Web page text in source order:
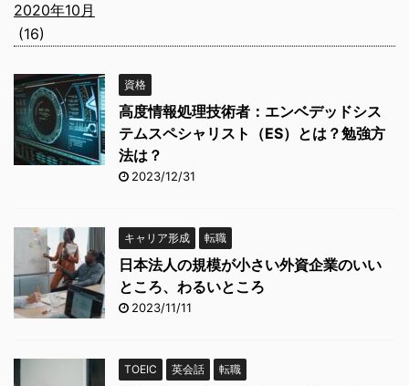
2020年10月
(16)
資格
高度情報処理技術者：エンベデッドシス
テムスペシャリスト（ES）とは？勉強方
法は？
2023/12/31
キャリア形成 転職
日本法人の規模が小さい外資企業のいい
ところ、わるいところ
2023/11/11
TOEIC 英会話 転職